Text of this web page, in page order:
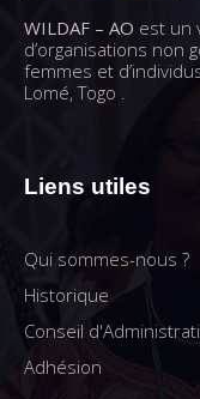
WILDAF – AO est un
d’organisations non
femmes et
Lomé, Togo .
Liens utiles
Qui sommes-nous ?
Historique
Conseil
Adhésion